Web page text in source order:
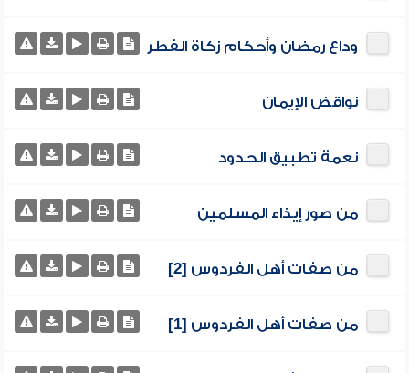
وداع رمضان وأحكام زكاة الفطر
نواقض الإيمان
نعمة تطبيق الحدود
من صور إيذاء المسلمين
من صفات أهل الفردوس [2]
من صفات أهل الفردوس [1]